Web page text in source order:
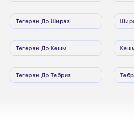
Тегеран До Шираз
Тегеран До Кешм
Тегеран До Тебриз